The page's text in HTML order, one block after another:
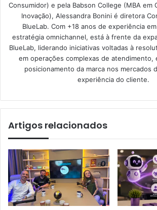
Consumidor) e pela Babson College (MBA em
Inovação), Alessandra Bonini é diretora
BlueLab. Com +18 anos de experiência
estratégia omnichannel, está à frente da
BlueLab, liderando iniciativas voltadas à
em operações complexas de atendimento,
posicionamento da marca nos mercados
experiência do cliente.
Artigos relacionados